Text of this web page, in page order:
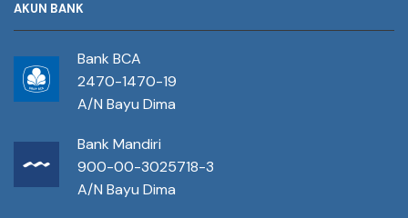
AKUN BANK
Bank BCA
2470-1470-19
A/N Bayu Dima
Bank Mandiri
900-00-3025718-3
A/N Bayu Dima